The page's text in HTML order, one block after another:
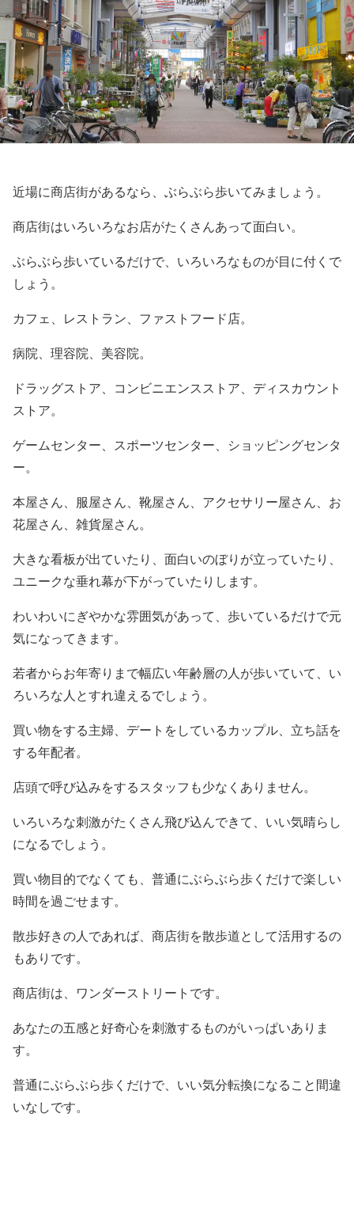
近場に商店街があるなら、ぶらぶら歩いてみましょう。
商店街はいろいろなお店がたくさんあって面白い。
ぶらぶら歩いているだけで、いろいろなものが目に付くで
しょう。
カフェ、レストラン、ファストフード店。
病院、理容院、美容院。
ドラッグストア、コンビニエンスストア、ディスカウント
ストア。
ゲームセンター、スポーツセンター、ショッピングセンタ
ー。
本屋さん、服屋さん、靴屋さん、アクセサリー屋さん、お
花屋さん、雑貨屋さん。
大きな看板が出ていたり、面白いのぼりが立っていたり、
ユニークな垂れ幕が下がっていたりします。
わいわいにぎやかな雰囲気があって、歩いているだけで元
気になってきます。
若者からお年寄りまで幅広い年齢層の人が歩いていて、い
ろいろな人とすれ違えるでしょう。
買い物をする主婦、デートをしているカップル、立ち話を
する年配者。
店頭で呼び込みをするスタッフも少なくありません。
いろいろな刺激がたくさん飛び込んできて、いい気晴らし
になるでしょう。
買い物目的でなくても、普通にぶらぶら歩くだけで楽しい
時間を過ごせます。
散歩好きの人であれば、商店街を散歩道として活用するの
もありです。
商店街は、ワンダーストリートです。
あなたの五感と好奇心を刺激するものがいっぱいありま
す。
普通にぶらぶら歩くだけで、いい気分転換になること間違
いなしです。